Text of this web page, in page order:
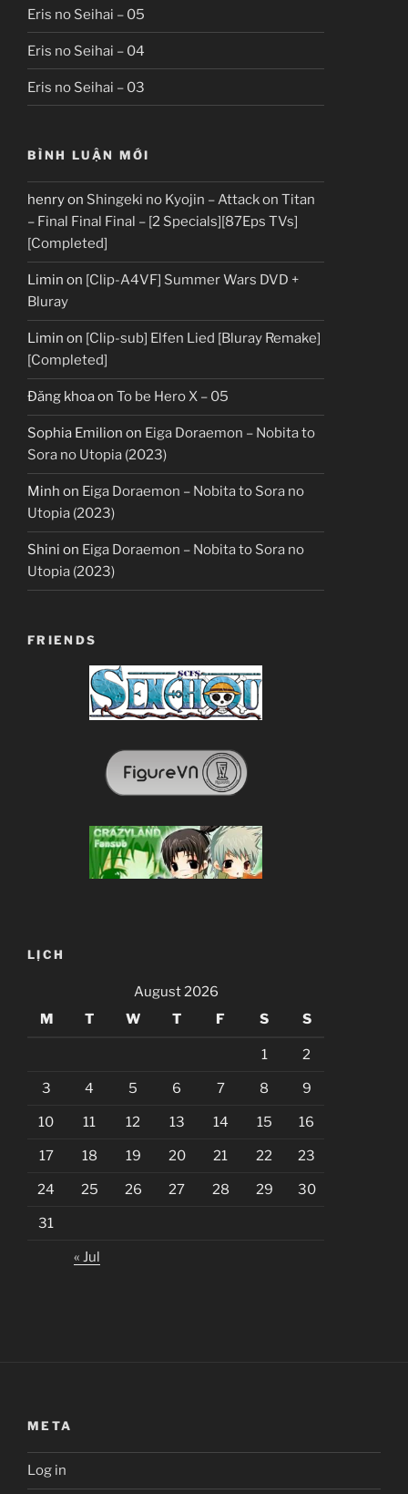
Eris no Seihai – 05
Eris no Seihai – 04
Eris no Seihai – 03
BÌNH LUẬN MỚI
henryon Shingeki no Kyojin – Attack on Titan
– Final Final Final – [2 Specials][87Eps TVs]
[Completed]
Limin on [Clip-A4VF] Summer Wars DVD +
Bluray
Limin on [Clip-sub] Elfen Lied [Bluray Remake]
[Completed]
Đăng khoaon To be Hero X – 05
Sophia Emilion on Eiga Doraemon – Nobita to
Sora no Utopia (2023)
Minh on Eiga Doraemon – Nobita to Sora no
Utopia (2023)
Shini on Eiga Doraemon – Nobita to Sora no
Utopia (2023)
FRIENDS
LỊCH
August 2026
M
T W T F S S
1 2
3 4 5 6 7 8 9
10 11 12 13 14 15 16
17 18 19 20 21 22 23
24 25 26 27 28 29 30
31
« Jul
META
Log in